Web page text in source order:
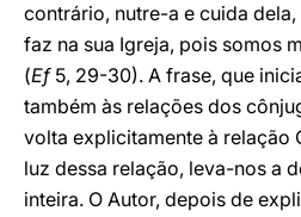
contrário, nutre-a e cuida
faz na sua Igreja, pois somos
(Ef5, 29-30). A frase, que
também às relações dos
volta explicitamente à relação
luz dessa relação, leva-nos a
inteira. O Autor, depois de